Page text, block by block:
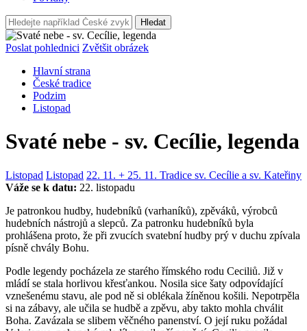
Hledat
Poslat pohlednici Zvětšit obrázek
Hlavní strana
České tradice
Podzim
Listopad
Svaté nebe - sv. Cecílie, legenda
Listopad Listopad 22. 11. + 25. 11. Tradice sv. Cecílie a sv. Kateřiny
Váže se k datu: 22. listopadu
Je patronkou hudby, hudebníků (varhaníků), zpěváků, výrobců
hudebních nástrojů a slepců. Za patronku hudebníků byla
prohlášena proto, že při zvucích svatební hudby prý v duchu zpívala
písně chvály Bohu.
Podle legendy pocházela ze starého římského rodu Ceciliů. Již v
mládí se stala horlivou křesťankou. Nosila sice šaty odpovídající
vznešenému stavu, ale pod ně si oblékala žíněnou košili. Nepotrpěla
si na zábavy, ale učila se hudbě a zpěvu, aby takto mohla chválit
Boha. Zavázala se slibem věčného panenství. O její ruku požádal